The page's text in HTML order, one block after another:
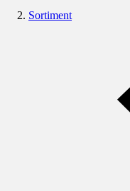
Sortiment